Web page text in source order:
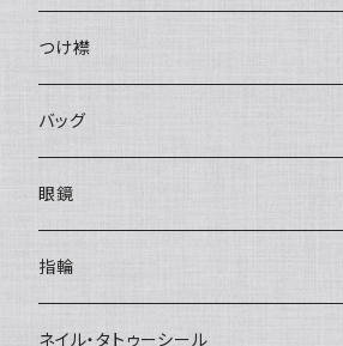
ベレー帽
つけ襟
バッグ
眼鏡
指輪
ネイル・タトゥーシール